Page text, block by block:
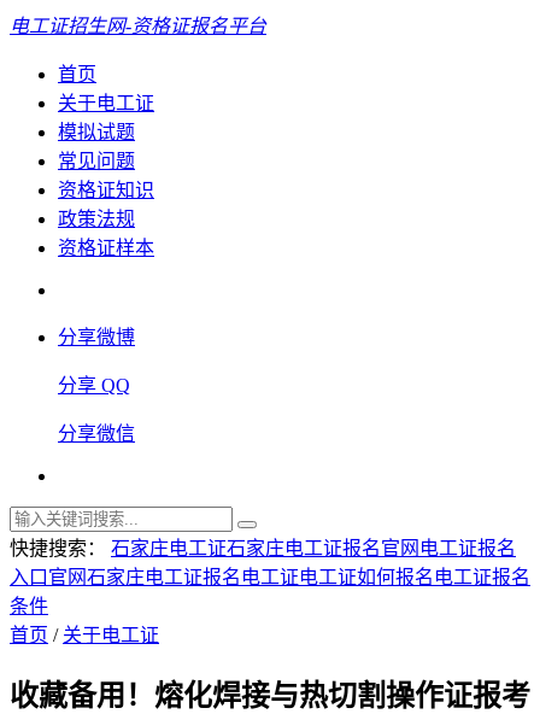
电工证招生网-资格证报名平台
首页
关于电工证
模拟试题
常见问题
资格证知识
政策法规
资格证样本
分享微博
分享 QQ
分享微信
快捷搜索： 石家庄电工证石家庄电工证报名官网 电工证报名
入口官网石家庄电工证报名 电工证电工证如何报名 电工证报名
条件
首页 / 关于电工证
收藏备用！熔化焊接与热切割操作证报考